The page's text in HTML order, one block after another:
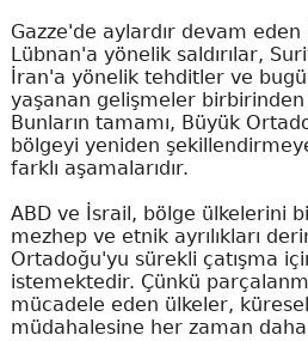
Gazze'de aylardır devam eden
Lübnan'a yönelik saldırılar,
İran'a yönelik tehditler ve
yaşanan gelişmeler birbirinden
Bunların tamamı, Büyük
bölgeyi yeniden
farklı aşamalarıdır.
ABD ve İsrail, bölge ülkelerini
mezhep ve etnik ayrılıkları
Ortadoğu'yu sürekli çatışma
istemektedir. Çünkü
mücadele eden ülkeler,
müdahalesine her zaman